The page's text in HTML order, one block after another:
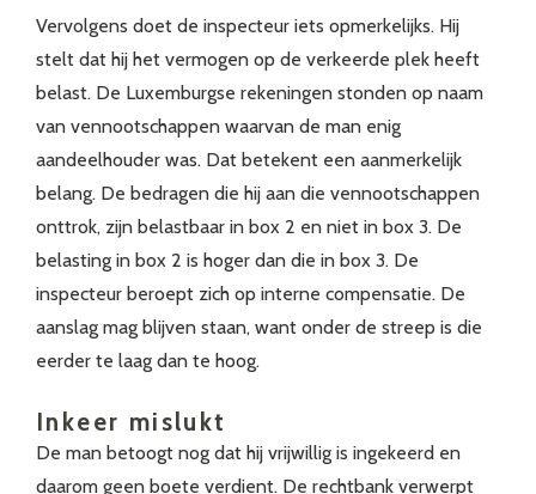
Vervolgens doet de inspecteur iets opmerkelijks. Hij
stelt dat hij het vermogen op de verkeerde plek heeft
belast. De Luxemburgse rekeningen stonden op naam
van vennootschappen waarvan de man enig
aandeelhouder was. Dat betekent een aanmerkelijk
belang. De bedragen die hij aan die vennootschappen
onttrok, zijn belastbaar in box 2 en niet in box 3. De
belasting in box 2 is hoger dan die in box 3. De
inspecteur beroept zich op interne compensatie. De
aanslag mag blijven staan, want onder de streep is die
eerder te laag dan te hoog.
Inkeer mislukt
De man betoogt nog dat hij vrijwillig is ingekeerd en
daarom geen boete verdient. De rechtbank verwerpt